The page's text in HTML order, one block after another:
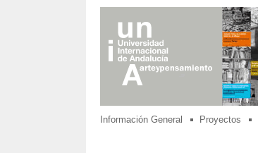
Información General Proyectos